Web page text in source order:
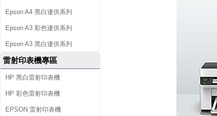
Epson A4 黑白連供系列
Epson A3 彩色連供系列
Epson A3 黑白連供系列
雷射印表機專區
HP 黑白雷射印表機
HP 彩色雷射印表機
EPSON 雷射印表機